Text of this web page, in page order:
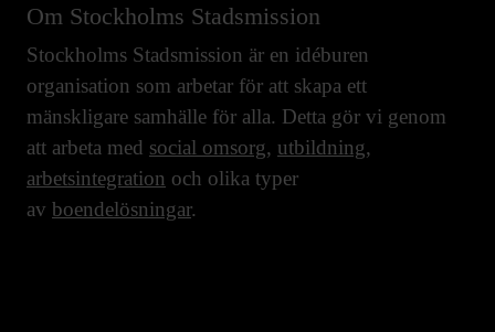
Om Stockholms Stadsmission
Stockholms Stadsmission är en idéburen
organisation som arbetar för att skapa ett
mänskligare samhälle för alla. Detta gör vi genom
att arbeta med social omsorg, utbildning,
arbetsintegration och olika typer
av boendelösningar.